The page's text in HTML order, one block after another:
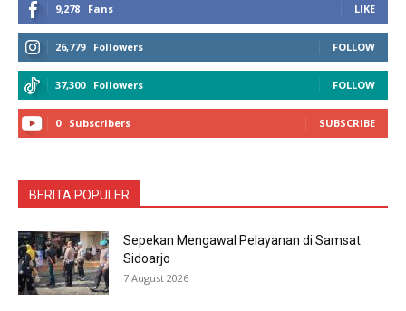
9,278 Fans LIKE
26,779 Followers FOLLOW
37,300 Followers FOLLOW
0 Subscribers SUBSCRIBE
BERITA POPULER
Sepekan Mengawal Pelayanan di Samsat
Sidoarjo
7 August 2026